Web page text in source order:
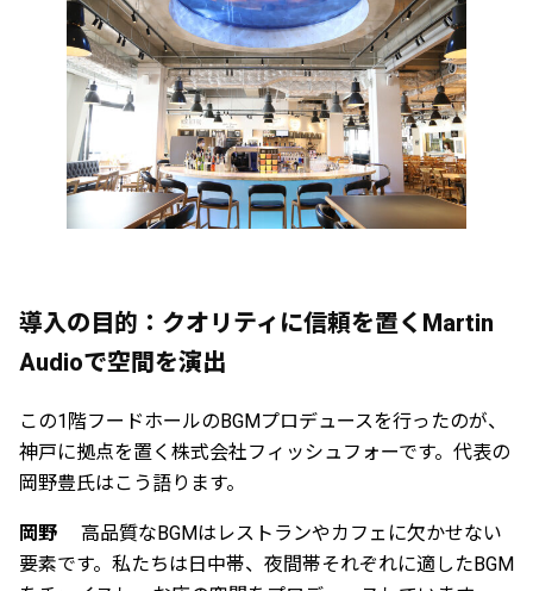
導入の目的：クオリティに信頼を置くMartin
Audioで空間を演出
この1階フードホールのBGMプロデュースを行ったのが、
神戸に拠点を置く株式会社フィッシュフォーです。代表の
岡野豊氏はこう語ります。
岡野 高品質なBGMはレストランやカフェに欠かせない
要素です。私たちは日中帯、夜間帯それぞれに適したBGM